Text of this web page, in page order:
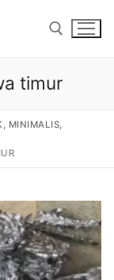
timur
MINIMALIS,